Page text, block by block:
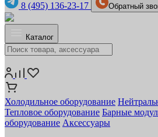
8 (495) 136-23-17 Обратный
Каталог
Холодильное оборудование
Тепловое оборудование Барные
оборудование Аксессуары